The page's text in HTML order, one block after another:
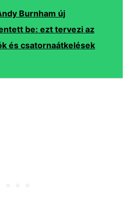
Burnham új
be: ezt tervezi az
és csatornaátkelések